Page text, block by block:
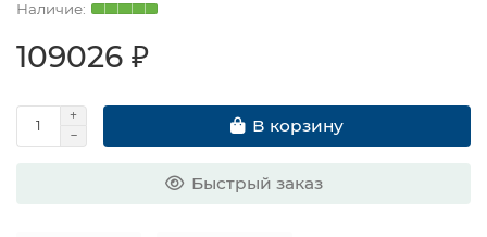
109026 ₽
В корзину
Быстрый заказ